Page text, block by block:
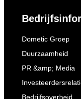
Dometic Groep
Duurzaamheid
PR &amp; Media
Bedrijfsoverheid